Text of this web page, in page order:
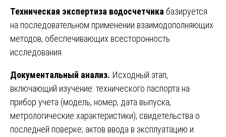
Техническая экспертиза водосчетчика базируется
на последовательном применении взаимодополняющих
методов, обеспечивающих всесторонность
исследования.
Документальный анализ. Исходный этап,
включающий изучение: технического паспорта на
прибор учета (модель, номер, дата выпуска,
метрологические характеристики); свидетельства о
последней поверке; актов ввода в эксплуатацию и